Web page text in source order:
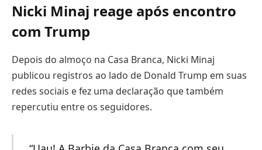
Nicki Minaj reage após encontro
com Trump
Depois do almoço na Casa Branca, Nicki Minaj
publicou registros ao lado de Donald Trump em suas
redes sociais e fez uma declaração que também
repercutiu entre os seguidores.